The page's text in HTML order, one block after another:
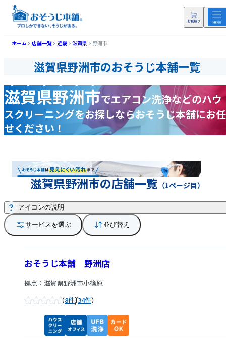
ホーム 店舗一覧 近畿 滋賀県 野洲市
滋賀県野洲市のおそうじ本舗一覧
滋賀県野洲市でエアコン洗浄などのハウ
スクリーニングをお探しならおそうじ本舗にお任
せください！
滋賀県野洲市の店舗一覧 （1ページ目）
サービスを選ぶ 並び替え
アイコンの説明
おそうじ本舗 野洲店
拠点：滋賀県野洲市小篠原
8件/34件